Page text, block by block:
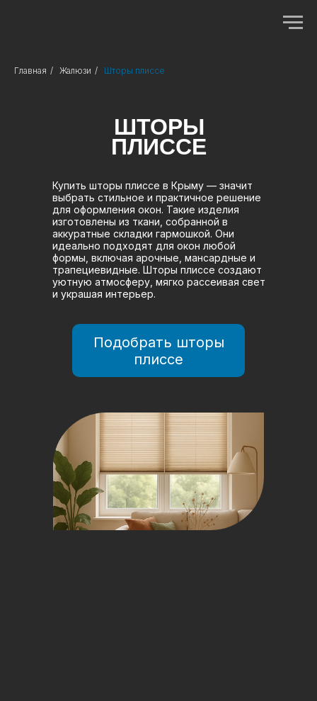
Главная / Жалюзи / Шторы плиссе
ШТОРЫ
ПЛИССЕ
Купить шторы плиссе в Крыму — значит
выбрать стильное и практичное решение
для оформления окон. Такие изделия
изготовлены из ткани, собранной в
аккуратные складки гармошкой. Они
идеально подходят для окон любой
формы, включая арочные, мансардные и
трапециевидные. Шторы плиссе создают
уютную атмосферу, мягко рассеивая свет
и украшая интерьер.
Подобрать шторы
плиссе